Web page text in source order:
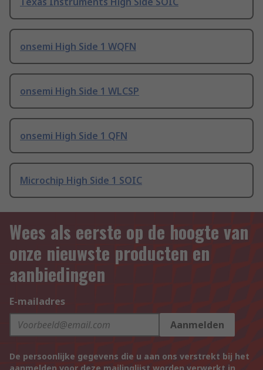
onsemi High Side 1 WQFN
onsemi High Side 1 WLCSP
onsemi High Side 1 QFN
Microchip High Side 1 SOIC
Wees als eerste op de hoogte van
onze nieuwste producten en
aanbiedingen
E-mailadres
Aanmelden
De persoonlijke gegevens die u aan ons verstrekt bij het